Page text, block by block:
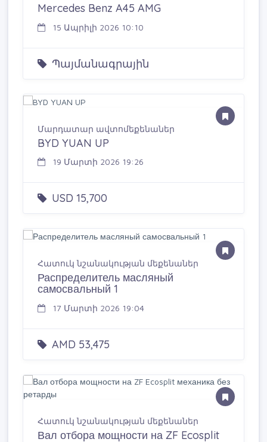
Mercedes Benz A45 AMG
15 Ապրիլի 2026 10:10
Պայմանագրային
Մարդատար ավտոմեքենաներ
BYD YUAN UP
19 Մարտի 2026 19:26
USD 15,700
Հատուկ նշանակության մեքենաներ
Распределитель масляный
самосвальный 1
17 Մարտի 2026 19:04
AMD 53,475
Հատուկ նշանակության մեքենաներ
Вал отбора мощности на ZF Ecosplit